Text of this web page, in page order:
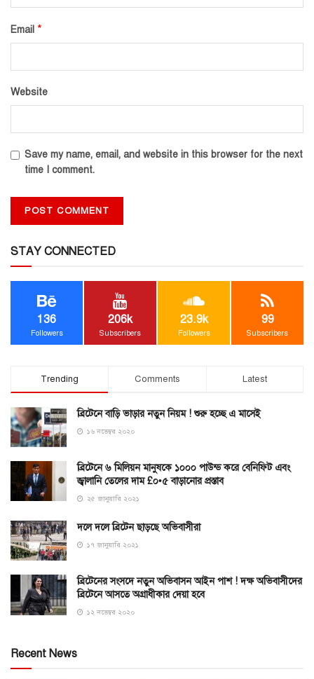
Email *
Website
Save my name, email, and website in this browser for the next
time I comment.
STAY CONNECTED
136
Followers
206k
Subscribers
23.9k
Followers
99
Subscribers
Trending Comments Latest
ব্রিটেনে বাড়ি ভাড়ার নতুন নিয়ম ! শুরু হচ্ছে এ মাসেই
১৬ নভেম্বর ২০২০
ব্রিটেনে ৬ মিলিয়ন মানুষকে ১০০০ পাউন্ড করে বেনিফিট এবং
জ্বালানি তেলের দাম £০•৫ বাড়ানোর প্রস্তাব
২৫ জানুয়ারি ২০২১
দলে দলে ব্রিটেন ছাড়ছে অভিবাসীরা
১৭ জানুয়ারি ২০২১
ব্রিটেনের সংসদে নতুন অভিবাসন আইন পাশ ! দক্ষ অভিবাসীদের
ব্রিটেনে আসতে অগ্রাধীকার দেয়া হবে
১২ নভেম্বর ২০২০
Recent News